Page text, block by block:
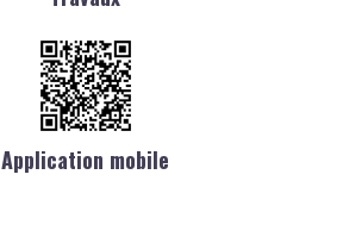
Application mobile